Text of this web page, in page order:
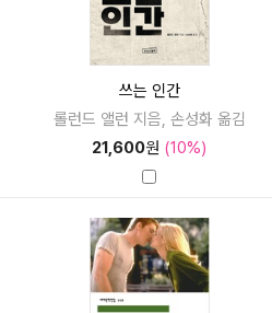
쓰는 인간
롤런드 앨런 지음, 손성화 옮김
21,600원 (10%)